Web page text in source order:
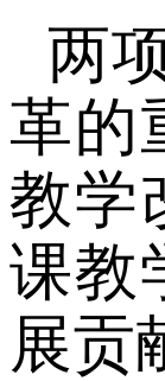
两
革的
教学
课教
展贡